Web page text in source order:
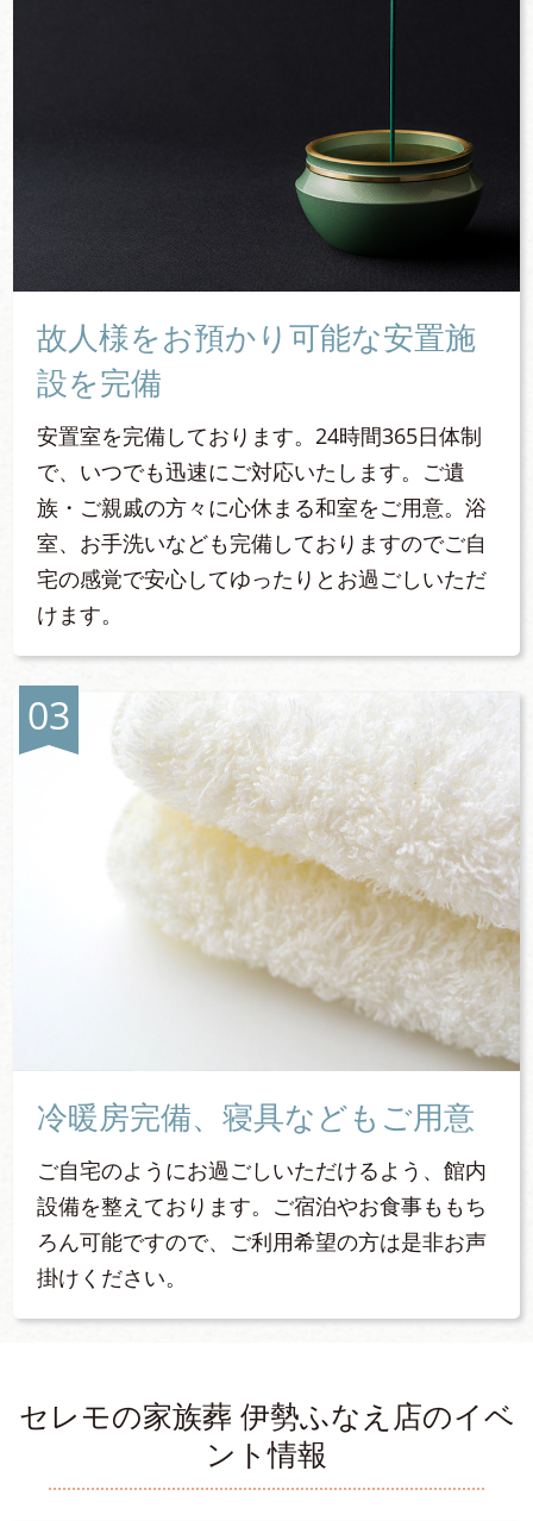
故人様をお預かり可能な安置施
設を完備
安置室を完備しております。24時間365日体制
で、いつでも迅速にご対応いたします。ご遺
族・ご親戚の方々に心休まる和室をご用意。浴
室、お手洗いなども完備しておりますのでご自
宅の感覚で安心してゆったりとお過ごしいただ
けます。
冷暖房完備、寝具などもご用意
ご自宅のようにお過ごしいただけるよう、館内
設備を整えております。ご宿泊やお食事ももち
ろん可能ですので、ご利用希望の方は是非お声
掛けください。
セレモの家族葬 伊勢ふなえ店のイベ
ント情報